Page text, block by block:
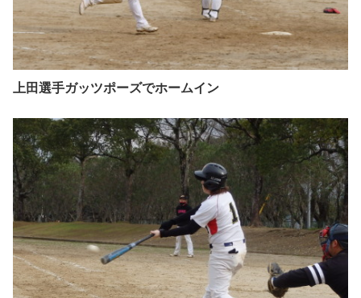
上田選手ガッツポーズでホームイン